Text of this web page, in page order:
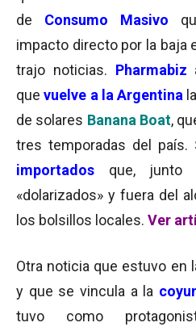
de Consumo Masivo
impacto directo por la baja
trajo noticias. Pharmabiz
quevuelve a la Argentina
de solares Banana Boat,
tres temporadas del país.
importados
que, junto
«dolarizados» y fuera del
los bolsillos locales. Ver
Otra noticia que estuvo en
y que se vincula a la
tuvo como